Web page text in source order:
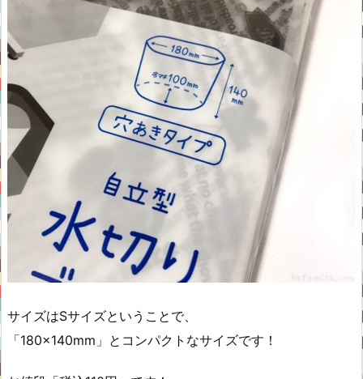
サイズはSサイズということで、
「180×140mm」とコンパクトなサイズです！